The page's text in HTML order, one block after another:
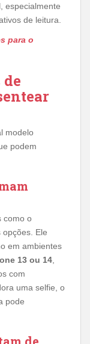
especialmente
de leitura.
para o
de
modelo
podem
como o
opções. Ele
em ambientes
13 ou 14
com
uma selfie, o
pode
de